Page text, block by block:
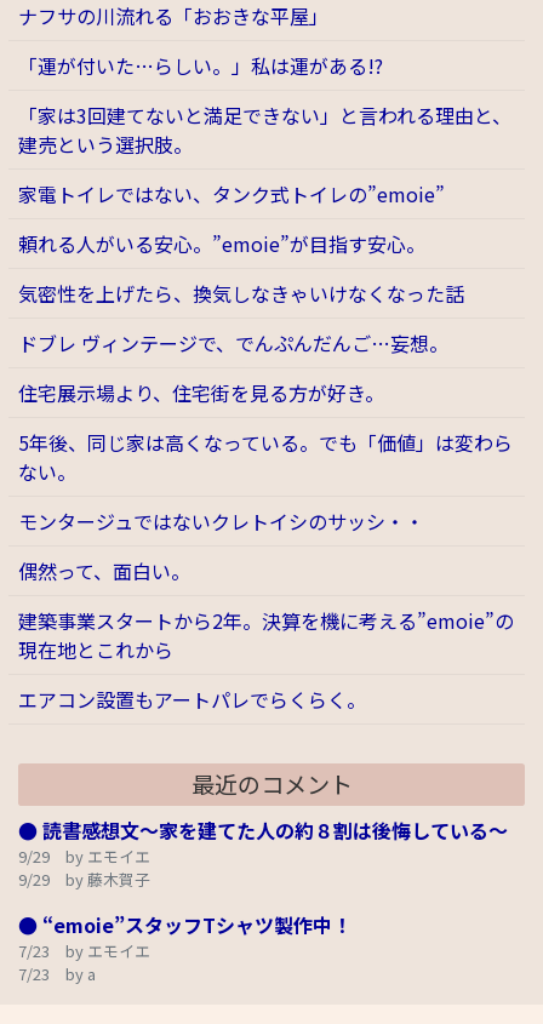
ナフサの川流れる「おおきな平屋」
「運が付いた…らしい。」私は運がある!?
「家は3回建てないと満足できない」と言われる理由と、
建売という選択肢。
家電トイレではない、タンク式トイレの”emoie”
頼れる人がいる安心。”emoie”が目指す安心。
気密性を上げたら、換気しなきゃいけなくなった話
ドブレ ヴィンテージで、でんぷんだんご…妄想。
住宅展示場より、住宅街を見る方が好き。
5年後、同じ家は高くなっている。でも「価値」は変わら
ない。
モンタージュではないクレトイシのサッシ・・
偶然って、面白い。
建築事業スタートから2年。決算を機に考える”emoie”の
現在地とこれから
エアコン設置もアートパレでらくらく。
最近のコメント
● 読書感想文～家を建てた人の約８割は後悔している～
9/29 by エモイエ
9/29 by 藤木賀子
● “emoie”スタッフTシャツ製作中！
7/23 by エモイエ
7/23 by a